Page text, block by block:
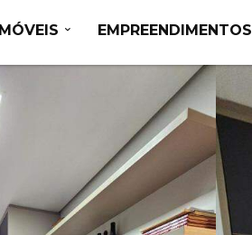
IMÓVEIS EMPREENDIMENTOS